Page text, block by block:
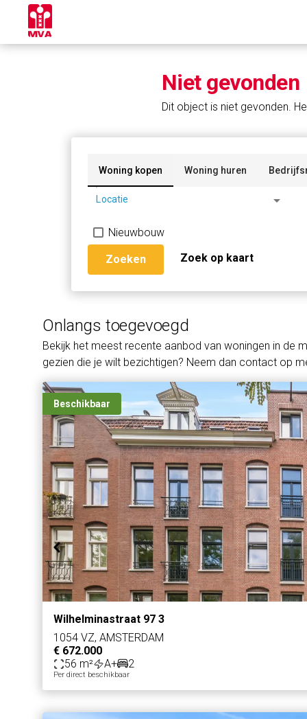
Niet gevonden
Dit object is niet gevonden.
Woning kopen Woning huren
Locatie arrow_drop_down
Nieuwbouw
Zoeken Zoek op kaart
Onlangs toegevoegd
Bekijk het meest recente aanbod van woningen in de
gezien die je wilt bezichtigen? Neem dan contact op
Beschikbaar
Wilhelminastraat 97 3
1054 VZ, AMSTERDAM
€ 672.000
56 m²
A+ 2
Per direct beschikbaar